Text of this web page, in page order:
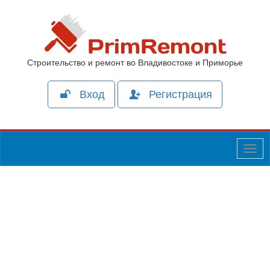
Строительство и ремонт во Владивостоке и Приморье
Вход Регистрация